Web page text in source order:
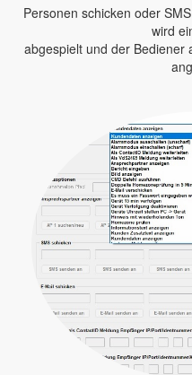
Personen schicken oder
wird
abgespielt und der Bediener